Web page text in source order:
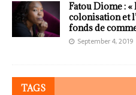
Fatou Diome :
colonisation et
fonds de
September 4, 2019
TAGS